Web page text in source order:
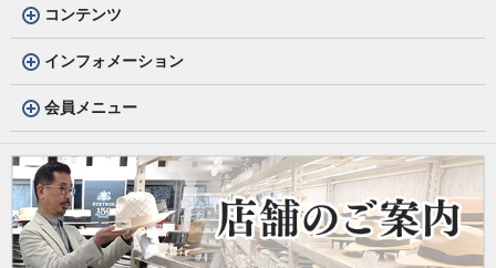
コンテンツ
インフォメーション
会員メニュー